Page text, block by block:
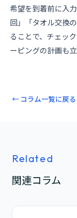
希望を到着前に入
回」「タオル交換
ることで、チェッ
ーピングの計画も
← コラム一覧に戻る
Related
関連コラム